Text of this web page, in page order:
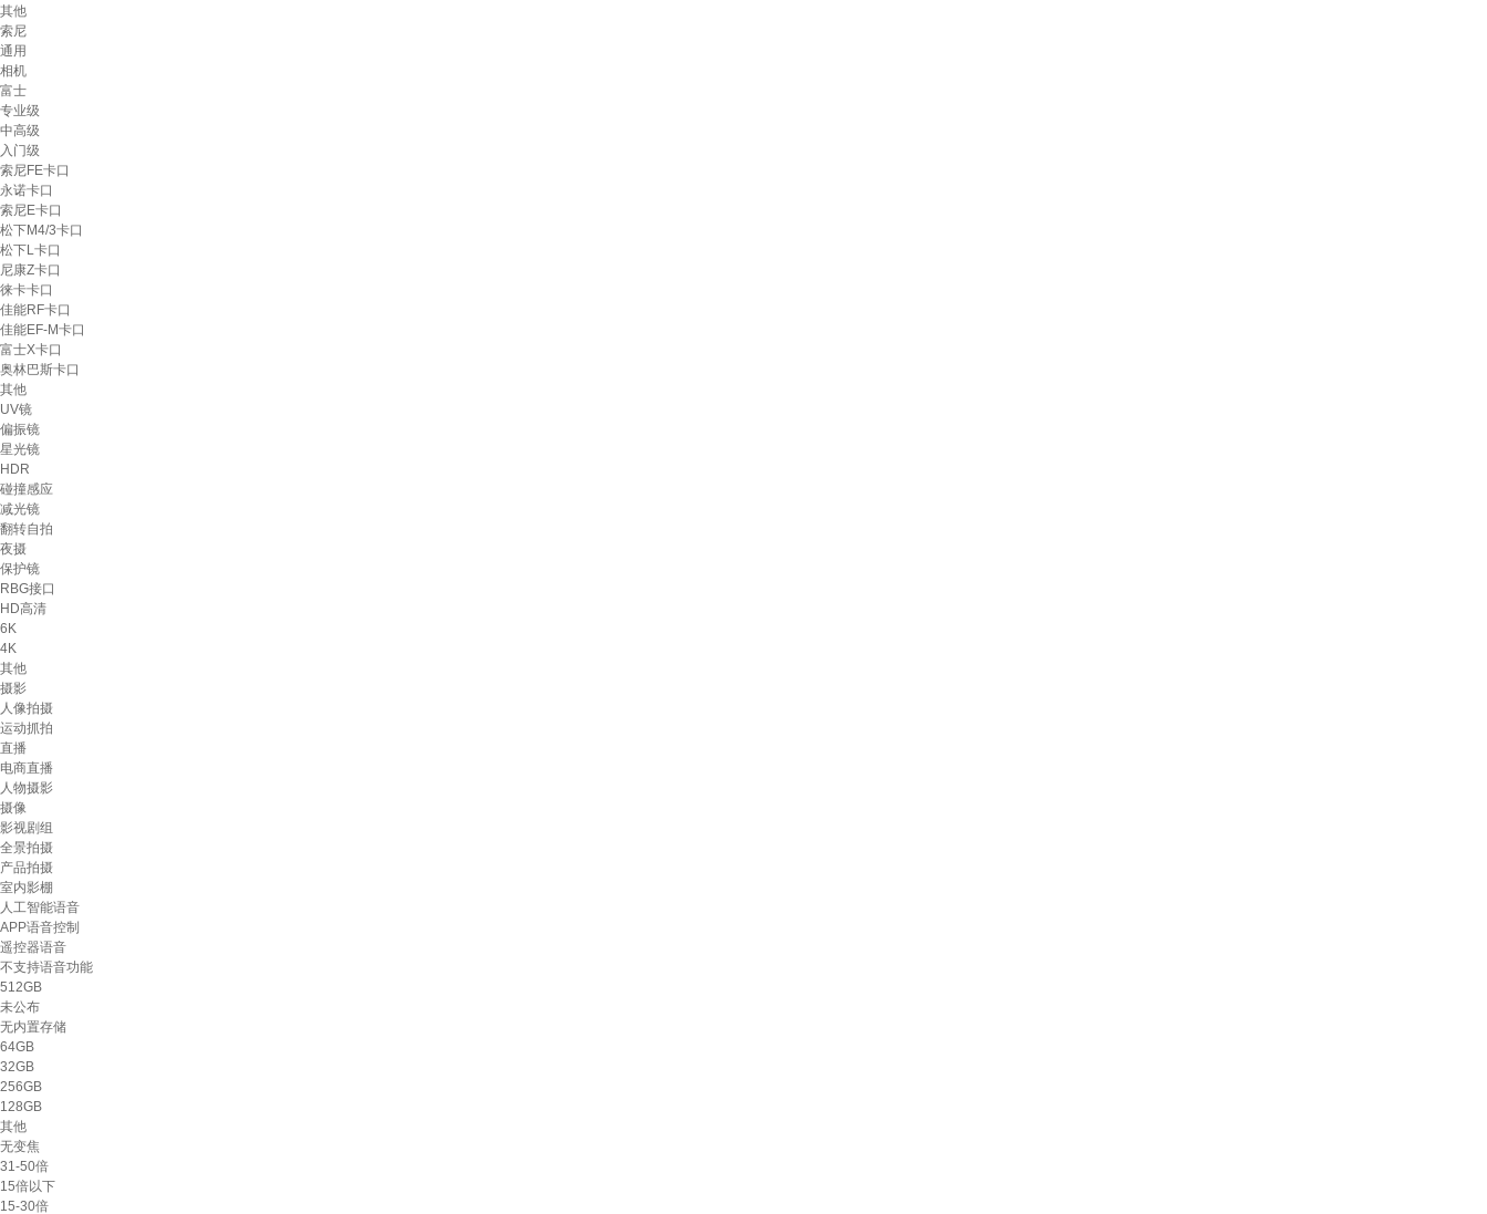
其他
索尼
通用
相机
富士
专业级
中高级
入门级
索尼FE卡口
永诺卡口
索尼E卡口
松下M4/3卡口
松下L卡口
尼康Z卡口
徕卡卡口
佳能RF卡口
佳能EF-M卡口
富士X卡口
奥林巴斯卡口
其他
UV镜
偏振镜
星光镜
HDR
碰撞感应
减光镜
翻转自拍
夜摄
保护镜
RBG接口
HD高清
6K
4K
其他
摄影
人像拍摄
运动抓拍
直播
电商直播
人物摄影
摄像
影视剧组
全景拍摄
产品拍摄
室内影棚
人工智能语音
APP语音控制
遥控器语音
不支持语音功能
512GB
未公布
无内置存储
64GB
32GB
256GB
128GB
其他
无变焦
31-50倍
15倍以下
15-30倍